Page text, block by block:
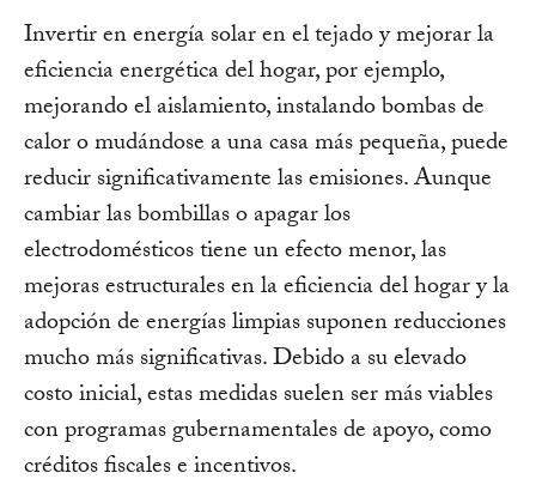
Invertir en energía solar en el tejado y mejorar la
eficiencia energética del hogar, por ejemplo,
mejorando el aislamiento, instalando bombas de
calor o mudándose a una casa más pequeña, puede
reducir significativamente las emisiones. Aunque
cambiar las bombillas o apagar los
electrodomésticos tiene un efecto menor, las
mejoras estructurales en la eficiencia del hogar y la
adopción de energías limpias suponen reducciones
mucho más significativas. Debido a su elevado
costo inicial, estas medidas suelen ser más viables
con programas gubernamentales de apoyo, como
créditos fiscales e incentivos.